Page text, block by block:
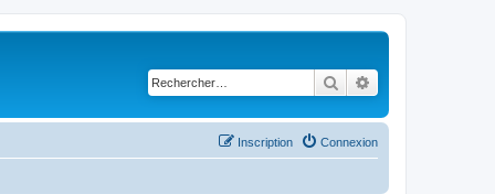
Rechercher
Connexion
Inscription